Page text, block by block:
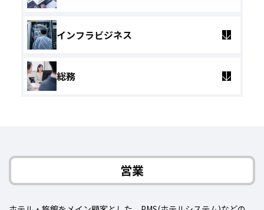
インフラビジネス
総務
営業